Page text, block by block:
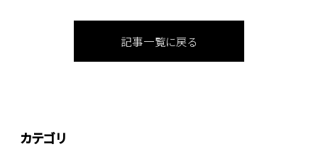
記事一覧に戻る
カテゴリ